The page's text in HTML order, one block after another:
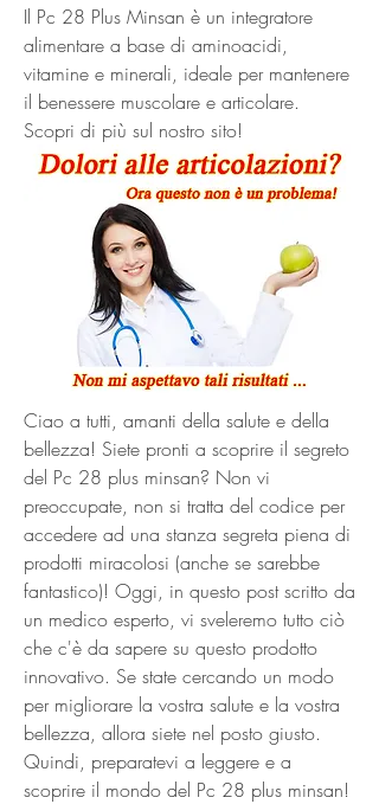
Il Pc 28 Plus Minsan è un integratore
alimentare a base di aminoacidi,
vitamine e minerali, ideale per mantenere
il benessere muscolare e articolare.
Scopri di più sul nostro sito!
Ciao a tutti, amanti della salute e della
bellezza! Siete pronti a scoprire il segreto
del Pc 28 plus minsan? Non vi
preoccupate, non si tratta del codice per
accedere ad una stanza segreta piena di
prodotti miracolosi (anche se sarebbe
fantastico)! Oggi, in questo post scritto da
un medico esperto, vi sveleremo tutto ciò
che c'è da sapere su questo prodotto
innovativo. Se state cercando un modo
per migliorare la vostra salute e la vostra
bellezza, allora siete nel posto giusto.
Quindi, preparatevi a leggere e a
scoprire il mondo del Pc 28 plus minsan!